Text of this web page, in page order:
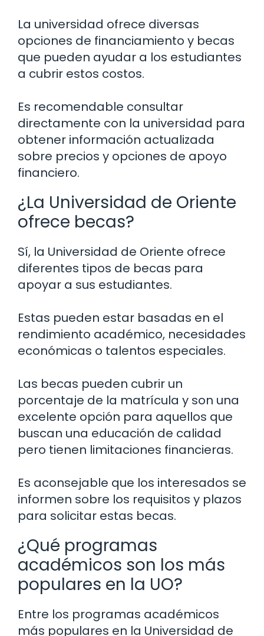
La universidad ofrece diversas
opciones de financiamiento y becas
que pueden ayudar a los estudiantes
a cubrir estos costos.
Es recomendable consultar
directamente con la universidad para
obtener información actualizada
sobre precios y opciones de apoyo
financiero.
¿La Universidad de Oriente
ofrece becas?
Sí, la Universidad de Oriente ofrece
diferentes tipos de becas para
apoyar a sus estudiantes.
Estas pueden estar basadas en el
rendimiento académico, necesidades
económicas o talentos especiales.
Las becas pueden cubrir un
porcentaje de la matrícula y son una
excelente opción para aquellos que
buscan una educación de calidad
pero tienen limitaciones financieras.
Es aconsejable que los interesados se
informen sobre los requisitos y plazos
para solicitar estas becas.
¿Qué programas
académicos son los más
populares en la UO?
Entre los programas académicos
más populares en la Universidad de